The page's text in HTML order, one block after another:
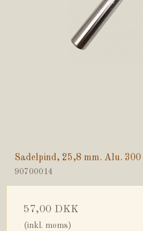
Sadelpind, 25,8 mm. Alu. 300
90700014
57,00 DKK
(inkl. moms)